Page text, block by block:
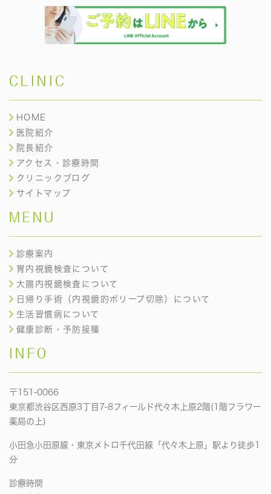
CLINIC
HOME
医院紹介
院長紹介
アクセス・診療時間
クリニックブログ
サイトマップ
MENU
診療案内
胃内視鏡検査について
大腸内視鏡検査について
日帰り手術（内視鏡的ポリープ切除）について
生活習慣病について
健康診断・予防接種
INFO
〒151-0066
東京都渋谷区西原3丁目7-8フィールド代々木上原2階(1階フラワー
薬局の上)
小田急小田原線・東京メトロ千代田線「代々木上原」駅より徒歩1
分
診療時間